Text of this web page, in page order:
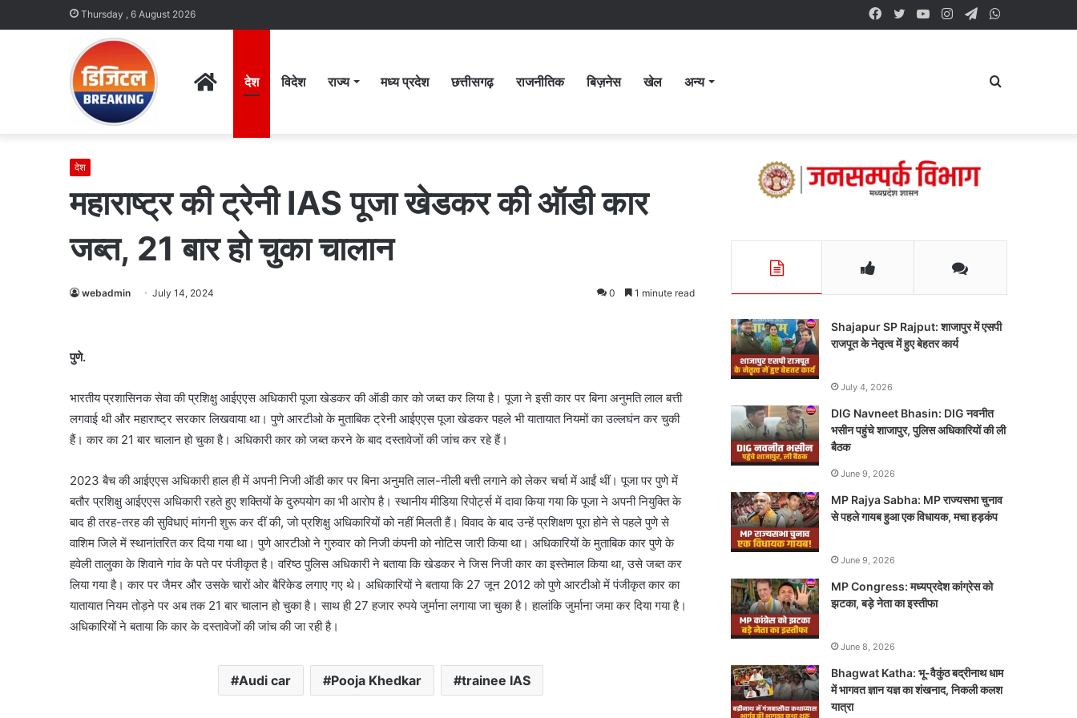
Thursday , 6 August 2026 Telegram
Instagram
YouTube
Twitter
Facebook
Homeदेश विदेश राज्य मध्य प्रदेश छत्तीसगढ़ राजनीतिक बिज़नेस खेल अन्य Search
देश
महाराष्ट्र की ट्रेनी IAS पूजा खेडकर की ऑडी कार
जब्त, 21 बार हो चुका चालान
webadmin July 14, 2024 0 1 minute read
पुणे.
भारतीय प्रशासिनक सेवा की प्रशिक्षु आईएएस अधिकारी पूजा खेडकर की ऑडी कार को जब्त कर लिया है। पूजा ने इसी कार पर बिना अनुमति लाल बत्ती
लगवाई थी और महाराष्ट्र सरकार लिखवाया था। पुणे आरटीओ के मुताबिक ट्रेनी आईएएस पूजा खेडकर पहले भी यातायात नियमों का उल्लघंन कर चुकी
हैं। कार का 21 बार चालान हो चुका है। अधिकारी कार को जब्त करने के बाद दस्तावेजों की जांच कर रहे हैं।
2023 बैच की आईएएस अधिकारी हाल ही में अपनी निजी ऑडी कार पर बिना अनुमति लाल-नीली बत्ती लगाने को लेकर चर्चा में आईं थीं। पूजा पर पुणे में
बतौर प्रशिक्षु आईएएस अधिकारी रहते हुए शक्तियों के दुरुपयोग का भी आरोप है। स्थानीय मीडिया रिपोर्ट्स में दावा किया गया कि पूजा ने अपनी नियुक्ति के
बाद ही तरह-तरह की सुविधाएं मांगनी शुरू कर दीं की, जो प्रशिक्षु अधिकारियों को नहीं मिलती हैं। विवाद के बाद उन्हें प्रशिक्षण पूरा होने से पहले पुणे से
वाशिम जिले में स्थानांतरित कर दिया गया था। पुणे आरटीओ ने गुरुवार को निजी कंपनी को नोटिस जारी किया था। अधिकारियों के मुताबिक कार पुणे के
हवेली तालुका के शिवाने गांव के पते पर पंजीकृत है। वरिष्ठ पुलिस अधिकारी ने बताया कि खेडकर ने जिस निजी कार का इस्तेमाल किया था, उसे जब्त कर
लिया गया है। कार पर जैमर और उसके चारों ओर बैरिकेड लगाए गए थे। अधिकारियों ने बताया कि 27 जून 2012 को पुणे आरटीओ में पंजीकृत कार का
यातायात नियम तोड़ने पर अब तक 21 बार चालान हो चुका है। साथ ही 27 हजार रुपये जुर्माना लगाया जा चुका है। हालांकि जुर्माना जमा कर दिया गया है।
अधिकारियों ने बताया कि कार के दस्तावेजों की जांच की जा रही है।
Audi car Pooja Khedkar trainee IAS
Shajapur SP Rajput: शाजापुर में एसपी
राजपूत के नेतृत्व में हुए बेहतर कार्य
July 4, 2026
DIG Navneet Bhasin: DIG नवनीत
भसीन पहुंचे शाजापुर, पुलिस अधिकारियों की ली
बैठक
June 9, 2026
MP Rajya Sabha: MP राज्यसभा चुनाव
से पहले गायब हुआ एक विधायक, मचा हड़कंप
June 9, 2026
MP Congress: मध्यप्रदेश कांग्रेस को
झटका, बड़े नेता का इस्तीफा
June 8, 2026
Bhagwat Katha: भू-वैकुंठ बद्रीनाथ धाम
में भागवत ज्ञान यज्ञ का शंखनाद, निकली कलश
यात्रा